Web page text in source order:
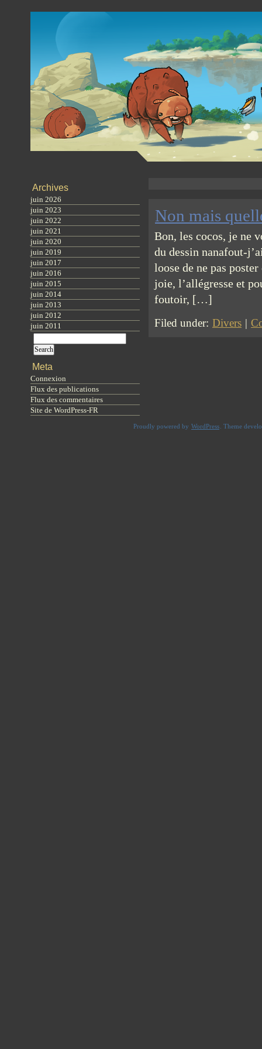
Non mais
Bon, les cocos, je ne
du dessin nanafout-
loose de ne pas
joie, l’allégresse et
foutoir, […]
Filed under: Divers |
Archives
juin 2026
juin 2023
juin 2022
juin 2021
juin 2020
juin 2019
juin 2017
juin 2016
juin 2015
juin 2014
juin 2013
juin 2012
juin 2011
Meta
Connexion
Flux des publications
Flux des commentaires
Site de WordPress-FR
Proudly powered by WordPress. Theme